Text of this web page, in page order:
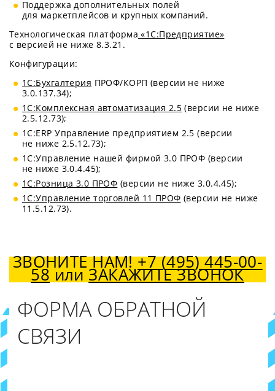
Поддержка дополнительных полей
для маркетплейсов и крупных компаний.
Технологическая платформа «1С:Предприятие»
с версией не ниже 8.3.21.
Конфигурации:
1С:Бухгалтерия ПРОФ/КОРП (версии не ниже
3.0.137.34);
1С:Комплексная автоматизация 2.5 (версии не ниже
2.5.12.73);
1С:ERP Управление предприятием 2.5 (версии
не ниже 2.5.12.73);
1С:Управление нашей фирмой 3.0 ПРОФ (версии
не ниже 3.0.4.45);
1С:Розница 3.0 ПРОФ (версии не ниже 3.0.4.45);
1С:Управление торговлей 11 ПРОФ (версии не ниже
11.5.12.73).
ЗВОНИТЕ НАМ!+7 (495) 445-00-
58 илиЗАКАЖИТЕ ЗВОНОК
ФОРМА ОБРАТНОЙ
СВЯЗИ